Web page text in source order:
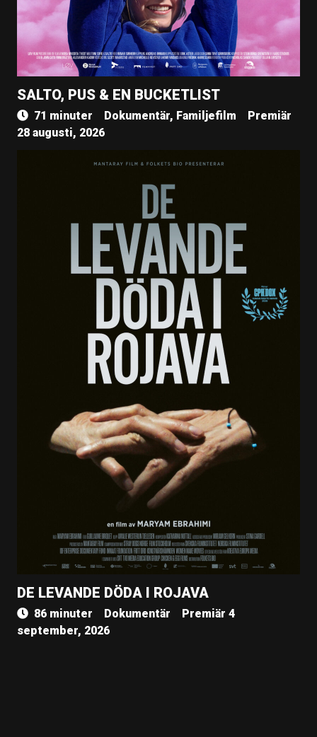
SALTO, PUS & EN BUCKETLIST
71 minuter Dokumentär, Familjefilm
Premiär
28 augusti, 2026
DE LEVANDE DÖDA I ROJAVA
86 minuter Dokumentär
Premiär 4
september, 2026